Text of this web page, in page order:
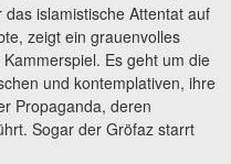
islamistische Attentat auf
zeigt ein grauenvolles
Es geht um die
und kontemplativen, ihre
Propaganda, deren
Sogar der Gröfaz starrt